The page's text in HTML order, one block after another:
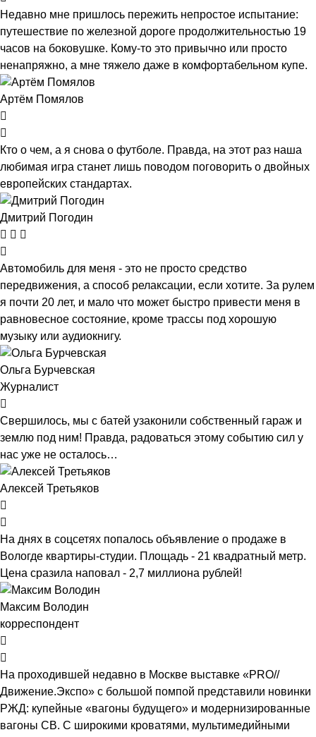
Недавно мне пришлось пережить непростое испытание:
путешествие по железной дороге продолжительностью 19
часов на боковушке. Кому-то это привычно или просто
ненапряжно, а мне тяжело даже в комфортабельном купе.
Артём Помялов
Кто о чем, а я снова о футболе. Правда, на этот раз наша
любимая игра станет лишь поводом поговорить о двойных
европейских стандартах.
Дмитрий Погодин
Автомобиль для меня - это не просто средство
передвижения, а способ релаксации, если хотите. За рулем
я почти 20 лет, и мало что может быстро привести меня в
равновесное состояние, кроме трассы под хорошую
музыку или аудиокнигу.
Ольга Бурчевская
Журналист
Свершилось, мы с батей узаконили собственный гараж и
землю под ним! Правда, радоваться этому событию сил у
нас уже не осталось…
Алексей Третьяков
На днях в соцсетях попалось объявление о продаже в
Вологде квартиры-студии. Площадь - 21 квадратный метр.
Цена сразила наповал - 2,7 миллиона рублей!
Максим Володин
корреспондент
На проходившей недавно в Мос­кве выставке «PRO//
Движение.Экспо» с большой помпой представили новинки
РЖД: купейные «вагоны будущего» и модернизированные
вагоны СВ. С широкими кроватями, мультимедийными